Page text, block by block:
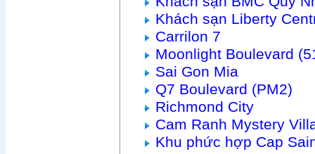
Khách sạn Liberty
Carrilon 7
Moonlight Boulevard
Sai Gon Mia
Q7 Boulevard (PM2)
Richmond City
Cam Ranh Mystery
Khu phức hợp Cap